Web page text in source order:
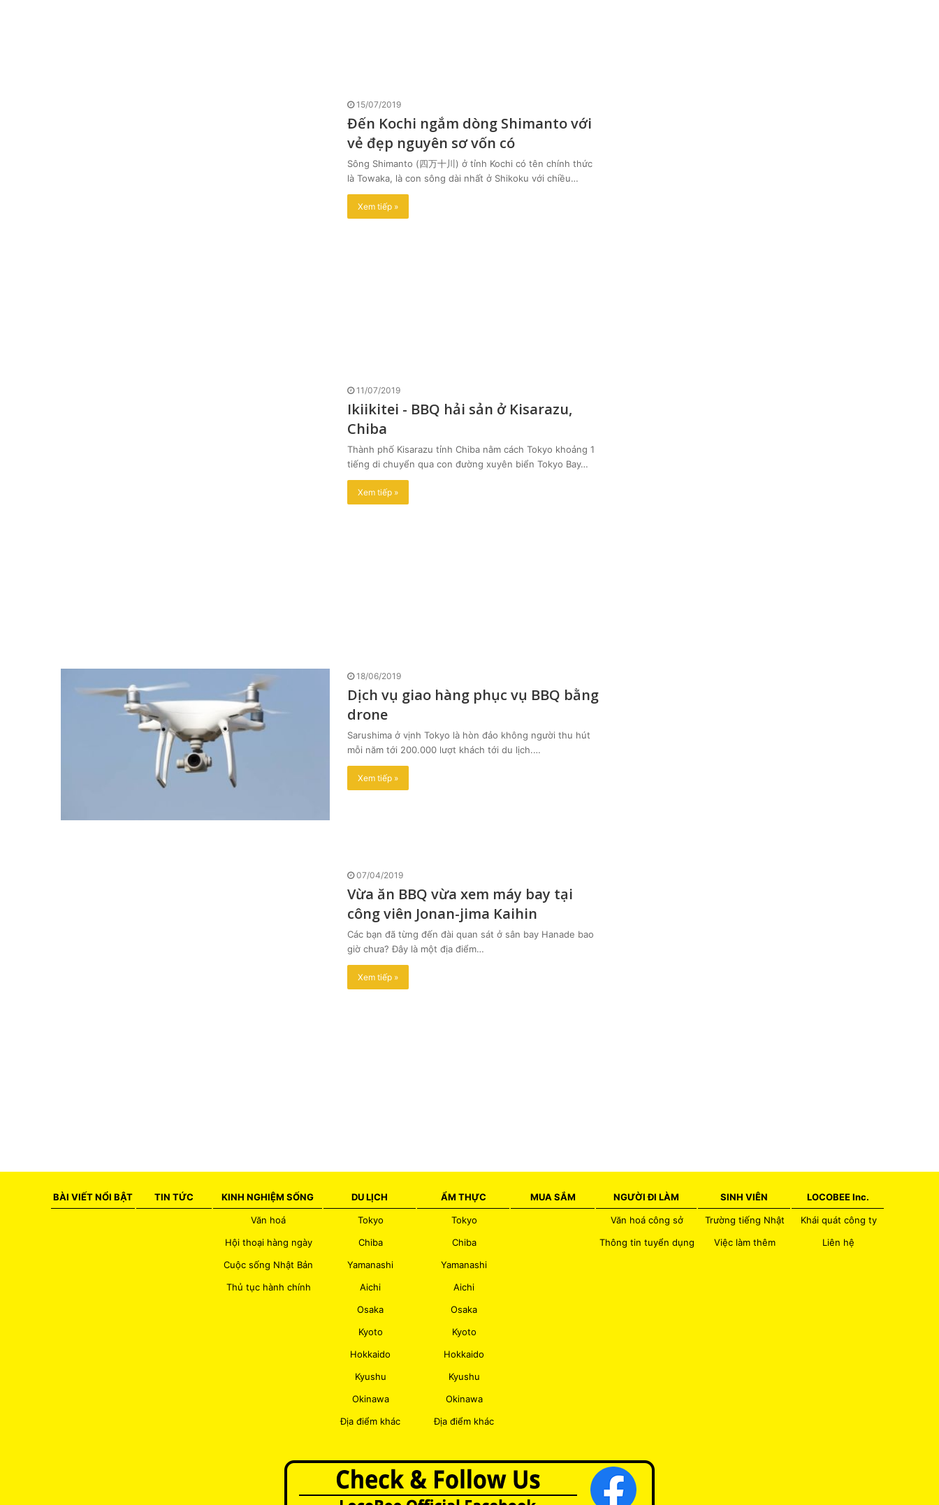
15/07/2019
Đến Kochi ngắm dòng Shimanto với
vẻ đẹp nguyên sơ vốn có
Sông Shimanto (四万十川) ở tỉnh Kochi có tên chính thức
là Towaka, là con sông dài nhất ở Shikoku với chiều…
Xem tiếp »
11/07/2019
Ikiikitei - BBQ hải sản ở Kisarazu,
Chiba
Thành phố Kisarazu tỉnh Chiba nằm cách Tokyo khoảng 1
tiếng di chuyển qua con đường xuyên biển Tokyo Bay…
Xem tiếp »
18/06/2019
Dịch vụ giao hàng phục vụ BBQ bằng
drone
Sarushima ở vịnh Tokyo là hòn đảo không người thu hút
mỗi năm tới 200.000 lượt khách tới du lịch.…
Xem tiếp »
07/04/2019
Vừa ăn BBQ vừa xem máy bay tại
công viên Jonan-jima Kaihin
Các bạn đã từng đến đài quan sát ở sân bay Hanade bao
giờ chưa? Đây là một địa điểm…
Xem tiếp »
BÀI VIẾT NỔI BẬT TIN TỨC KINH NGHIỆM SỐNG
Văn hoá
Hội thoại hàng ngày
Cuộc sống Nhật Bản
Thủ tục hành chính
DU LỊCH
Tokyo
Chiba
Yamanashi
Aichi
Osaka
Kyoto
Hokkaido
Kyushu
Okinawa
Địa điểm khác
ẨM THỰC
Tokyo
Chiba
Yamanashi
Aichi
Osaka
Kyoto
Hokkaido
Kyushu
Okinawa
Địa điểm khác
MUA SẮM NGƯỜI ĐI LÀM
Văn hoá công sở
Thông tin tuyển dụng
SINH VIÊN
Trường tiếng Nhật
Việc làm thêm
LOCOBEE Inc.
Khái quát công ty
Liên hệ